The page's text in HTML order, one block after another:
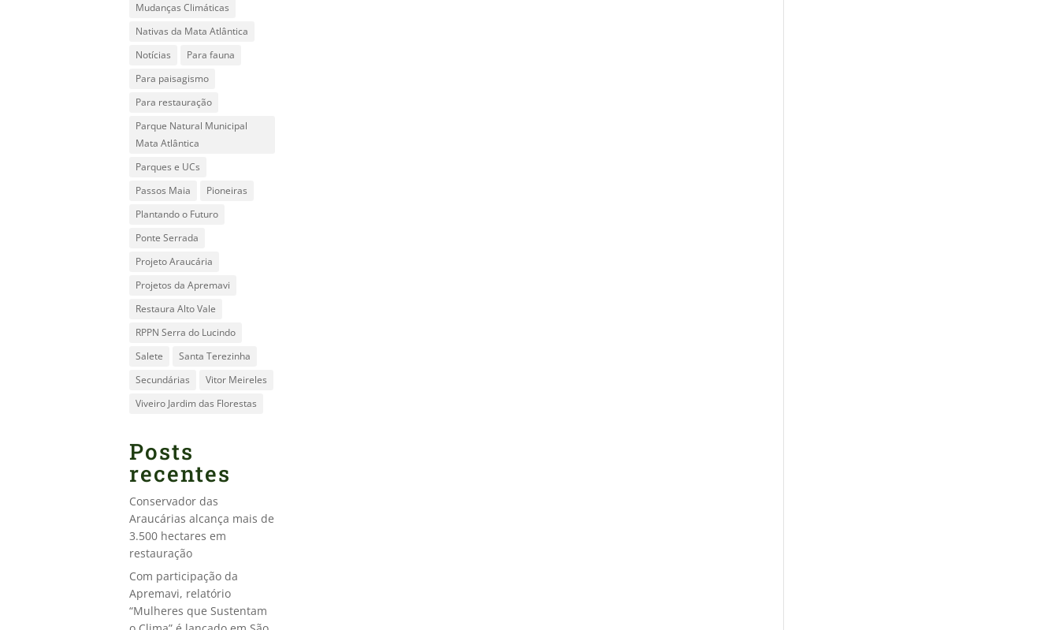
Mudanças Climáticas
Nativas da Mata Atlântica
Notícias
Para fauna
Para paisagismo
Para restauração
Parque Natural Municipal
Mata Atlântica
Parques e UCs
Passos Maia
Pioneiras
Plantando o Futuro
Ponte Serrada
Projeto Araucária
Projetos da Apremavi
Restaura Alto Vale
RPPN Serra do Lucindo
Salete
Santa Terezinha
Secundárias
Vitor Meireles
Viveiro Jardim das Florestas
Posts
recentes
Conservador das
Araucárias alcança mais de
3.500 hectares em
restauração
Com participação da
Apremavi, relatório
“Mulheres que Sustentam